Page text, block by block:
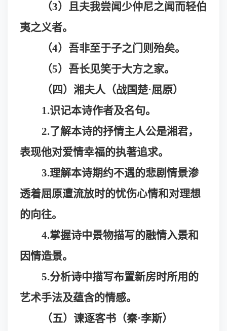
（3）且夫我尝闻少仲尼之闻而轻伯
夷之义者。
（4）吾非至于子之门则殆矣。
（5）吾长见笑于大方之家。
（四）湘夫人（战国楚·屈原）
1.识记本诗作者及名句。
2.了解本诗的抒情主人公是湘君，
表现他对爱情幸福的执著追求。
3.理解本诗期约不遇的悲剧情景渗
透着屈原遭流放时的忧伤心情和对理想
的向往。
4.掌握诗中景物描写的融情入景和
因情造景。
5.分析诗中描写布置新房时所用的
艺术手法及蕴含的情感。
（五）谏逐客书（秦·李斯）